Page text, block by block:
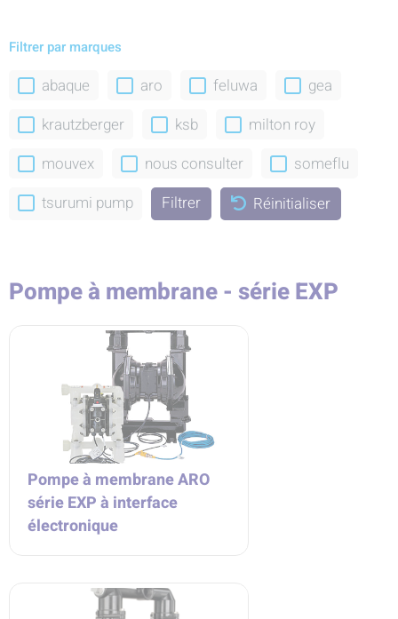
Filtrer par marques
abaque aro feluwa
gea
krautzberger
ksb
milton roy
mouvex
nous consulter
someflu
tsurumi pump
Réinitialiser
Pompe à membrane - série EXP
Pompe à membrane ARO
série EXP à interface
électronique